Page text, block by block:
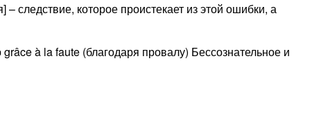
следствие, которое проистекает из этой ошибки, а
à la faute (благодаря провалу) Бессознательное и